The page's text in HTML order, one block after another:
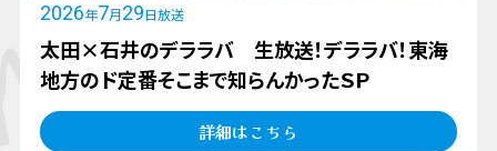
2026年7月 29 日放送
太田×石井のデララバ 生放送！デララバ！東海
地方のド定番そこまで知らんかったＳＰ
詳細はこちら